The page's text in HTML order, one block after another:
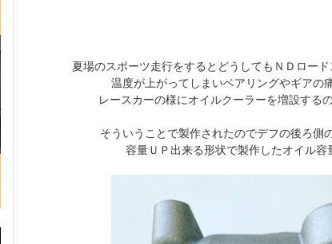
夏場のスポーツ走行をするとどうしてもＮＤロー
温度が上がってしまいベアリングやギアの
レースカーの様にオイルクーラーを増設する
そういうことで製作されたのでデフの後ろ側
容量ＵＰ出来る形状で製作したオイル容